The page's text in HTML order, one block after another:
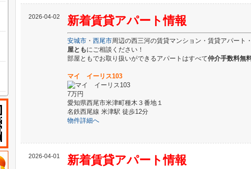
2026-04-02 新着賃貸アパート情報
安城市 ・ 西尾市周辺の西三河の賃貸マンション・賃貸アパート
屋ともにご相談ください！
部屋ともでお取り扱いができるアパートはすべて仲介手数料無
マイ イーリス103
7万円
愛知県西尾市米津町種木３番地１
名鉄西尾線 米津駅 徒歩12分
物件詳細へ
2026-04-01 新着賃貸アパート情報